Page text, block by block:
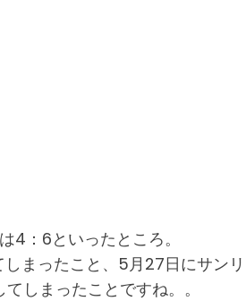
4：6といったところ。
まったこと、5月27日にサン
しまったことですね。。